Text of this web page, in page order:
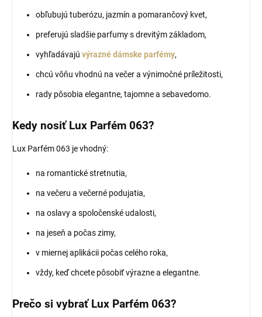
obľubujú tuberózu, jazmín a pomarančový kvet,
preferujú sladšie parfumy s drevitým základom,
vyhľadávajú výrazné dámske parfémy,
chcú vôňu vhodnú na večer a výnimočné príležitosti,
rady pôsobia elegantne, tajomne a sebavedomo.
Kedy nosiť Lux Parfém 063?
Lux Parfém 063 je vhodný:
na romantické stretnutia,
na večeru a večerné podujatia,
na oslavy a spoločenské udalosti,
na jeseň a počas zimy,
v miernej aplikácii počas celého roka,
vždy, keď chcete pôsobiť výrazne a elegantne.
Prečo si vybrať Lux Parfém 063?